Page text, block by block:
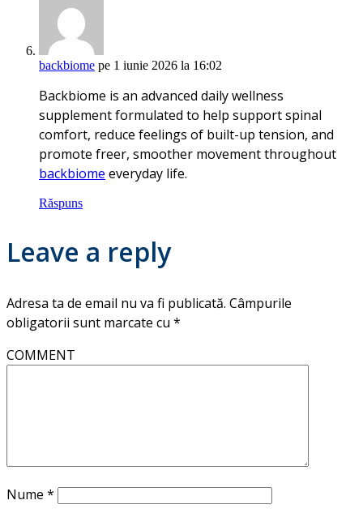
backbiome pe 1 iunie 2026 la 16:02
Backbiome is an advanced daily wellness
supplement formulated to help support spinal
comfort, reduce feelings of built-up tension, and
promote freer, smoother movement throughout
backbiome everyday life.
Răspuns
Leave a reply
Adresa ta de email nu va fi publicată. Câmpurile
obligatorii sunt marcate cu *
COMMENT
Nume *